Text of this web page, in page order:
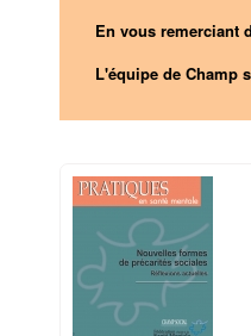
En vous remerciant
L'équipe de Champ